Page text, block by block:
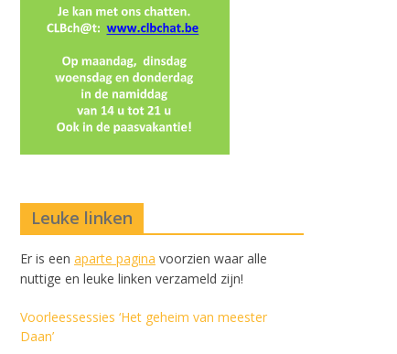
Leuke linken
Er is een aparte pagina voorzien waar alle
nuttige en leuke linken verzameld zijn!
Voorleessessies ‘Het geheim van meester
Daan’